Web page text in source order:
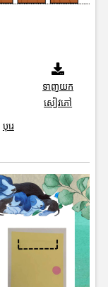
បុរេ
ទាញយក
សៀវភៅ